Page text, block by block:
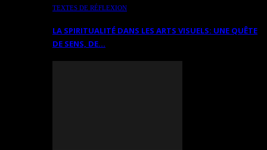
TEXTES DE RÉFLEXION
LA SPIRITUALITÉ DANS LES ARTS VISUELS: UNE QUÊTE
DE SENS, DE…